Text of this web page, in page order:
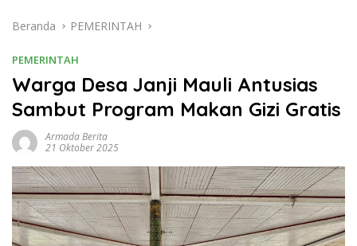
Beranda PEMERINTAH
PEMERINTAH
Warga Desa Janji Mauli Antusias
Sambut Program Makan Gizi Gratis
Armada Berita
21 Oktober 2025